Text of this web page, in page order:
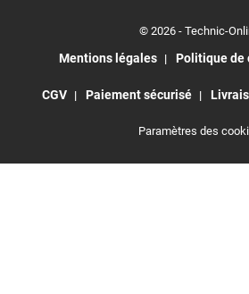
© 2026 - Technic-
Mentions légales Politique
CGV Paiement sécurisé
Paramètres des